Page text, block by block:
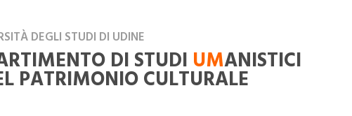
DEGLI STUDI DI UDINE
DI STUDI UMANISTICI
PATRIMONIO CULTURALE